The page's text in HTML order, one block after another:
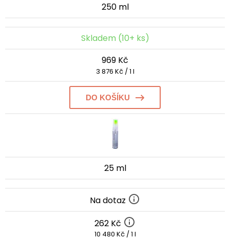
250 ml
Skladem (10+ ks)
969 Kč
3 876 Kč / 1 l
DO KOŠÍKU
25 ml
Na dotaz
262 Kč
10 480 Kč / 1 l